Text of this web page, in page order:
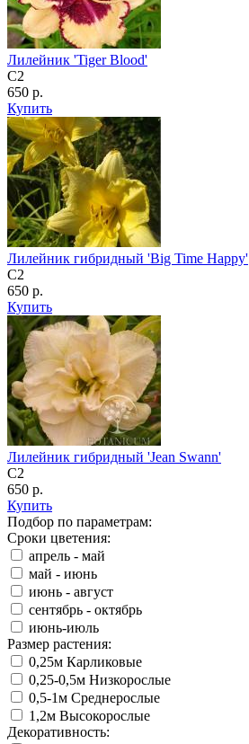
Лилейник 'Tiger Blood'
C2
650 р.
Купить
Лилейник гибридный 'Big Time Happy'
C2
650 р.
Купить
Лилейник гибридный 'Jean Swann'
C2
650 р.
Купить
Подбор по параметрам:
Сроки цветения:
апрель - май
май - июнь
июнь - август
сентябрь - октябрь
июнь-июль
Размер растения:
0,25м Карликовые
0,25-0,5м Низкорослые
0,5-1м Среднерослые
1,2м Высокорослые
Декоративность: